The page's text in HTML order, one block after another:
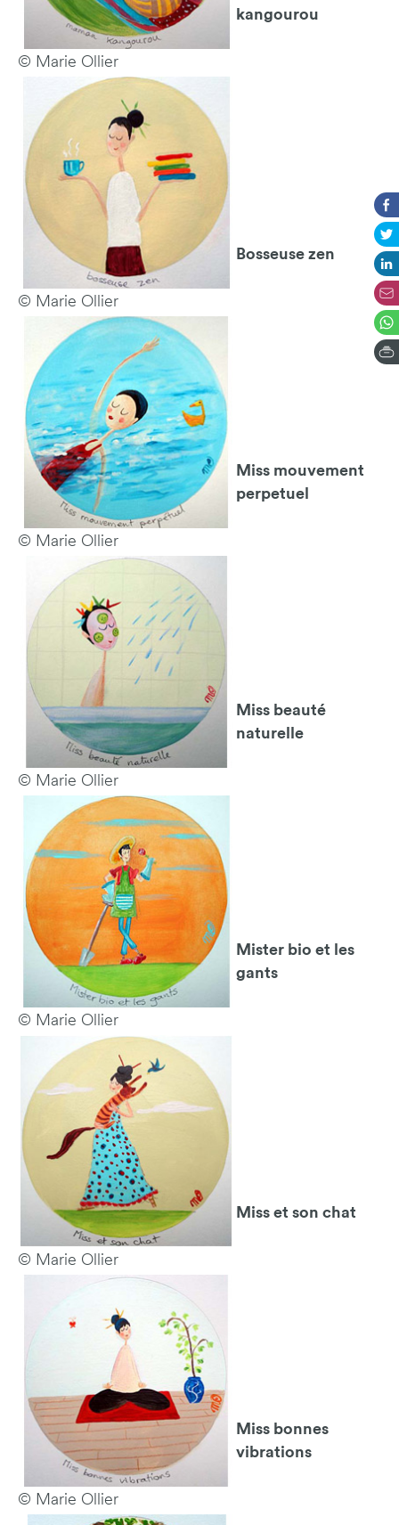
kangourou
© Marie Ollier
Bosseuse zen
© Marie Ollier
Miss mouvement
perpetuel
© Marie Ollier
Miss beauté
naturelle
© Marie Ollier
Mister bio et les
gants
© Marie Ollier
Miss et son chat
© Marie Ollier
Miss bonnes
vibrations
© Marie Ollier